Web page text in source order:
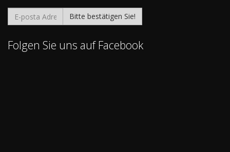
Bitte bestätigen Sie!
Folgen Sie uns auf Facebook